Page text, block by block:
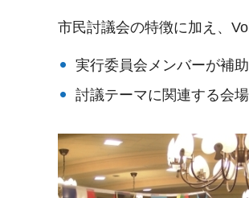
市民討議会の特徴に加え、
実行委員会メンバーが補
討議テーマに関連する会